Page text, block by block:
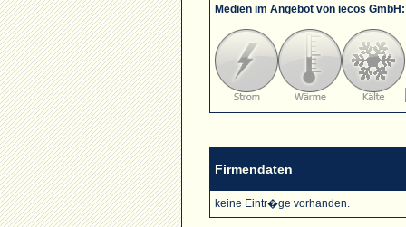
Medien im Angebot von iecos GmbH:
Firmendaten
keine Eintr�ge vorhanden.